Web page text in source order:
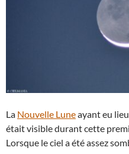
La Nouvelle Luneayant eu
était visible durant cette
Lorsque le ciel a été assez